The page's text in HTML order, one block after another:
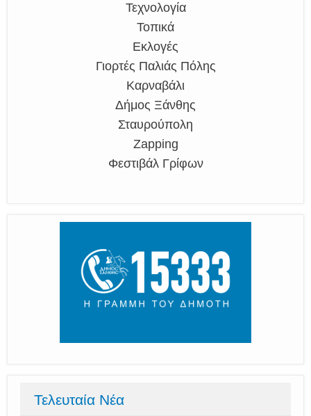
Τεχνολογία
Τοπικά
Εκλογές
Γιορτές Παλιάς Πόλης
Καρναβάλι
Δήμος Ξάνθης
Σταυρούπολη
Zapping
Φεστιβάλ Γρίφων
Τελευταία Νέα